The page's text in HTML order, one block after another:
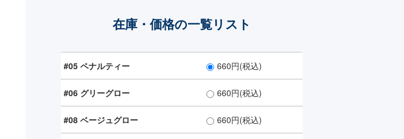
在庫・価格の一覧リスト
#05 ペナルティー 660円(税込)
#06 グリーグロー 660円(税込)
#08 ベージュグロー 660円(税込)